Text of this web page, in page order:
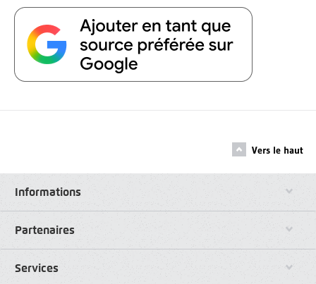
Vers le haut
Informations
Partenaires
Services